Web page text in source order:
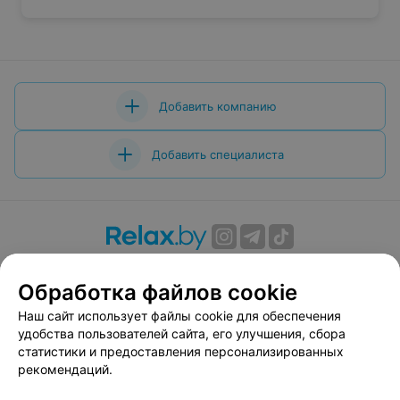
Добавить компанию
Добавить специалиста
Вакансии
Публичный договор
Способы оплаты
Публичный договор по использованию сервиса
«Афиша»
Пользовательское соглашение
Обработка файлов cookie
Наш сайт использует файлы cookie для обеспечения
удобства пользователей сайта, его улучшения, сбора
статистики и предоставления персонализированных
рекомендаций.